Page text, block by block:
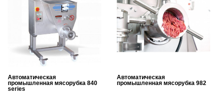
Автоматическая
промышленная мясорубка 840
series
Автоматическая
промышленная мясорубка 982